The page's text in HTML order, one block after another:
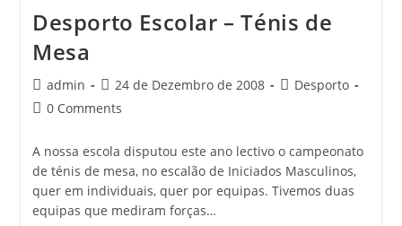
Desporto Escolar – Ténis de
Mesa
Post
author:
admin
Post
published:
24 de Dezembro de 2008
PostDesporto
Post0 Comments
A nossa escola disputou este ano lectivo o campeonato
de ténis de mesa, no escalão de Iniciados Masculinos,
quer em individuais, quer por equipas. Tivemos duas
equipas que mediram forças…